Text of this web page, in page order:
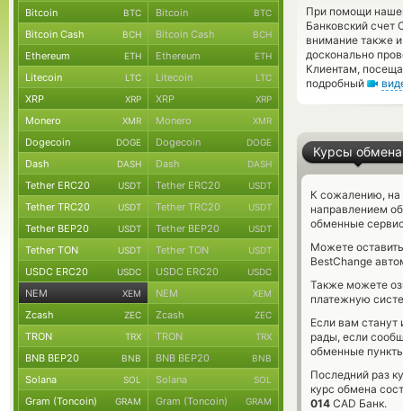
При помощи
Банковский счет
внимание также
досконально
Клиентам,
подробный
Курсы обмена
К сожалению, на
направлением
обменные
Можете
BestChange
Также можете
платежную
Если вам
рады, если
обменные
Последний раз
курс обмена
014 CAD Банк.
Bitcoin BTC Bitcoin BTC
Bitcoin Cash BCH Bitcoin Cash BCH
Ethereum ETH Ethereum ETH
Litecoin LTC Litecoin LTC
XRP XRP XRP XRP
Monero XMR Monero XMR
Dogecoin DOGE Dogecoin DOGE
Dash DASH Dash DASH
Tether ERC20 USDT Tether ERC20 USDT
Tether TRC20 USDT Tether TRC20 USDT
Tether BEP20 USDT Tether BEP20 USDT
Tether TON USDT Tether TON USDT
USDC ERC20 USDC USDC ERC20 USDC
NEM XEM NEM XEM
Zcash ZEC Zcash ZEC
TRON TRX TRON TRX
BNB BEP20 BNB BNB BEP20 BNB
Solana SOL Solana SOL
Gram (Toncoin) GRAM Gram (Toncoin) GRAM